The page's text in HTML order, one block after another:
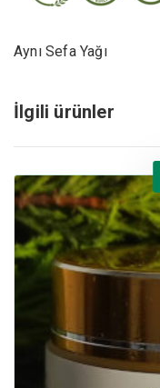
Aynı Sefa Yağı
İlgili ürünler